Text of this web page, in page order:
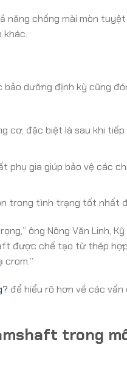
năng chống mài mòn
khác.
bảo dưỡng định kỳ cũng
cơ, đặc biệt là sau khi
phụ gia giúp bảo vệ các
trong tình trạng tốt nhất
ông Nông Văn Linh,
được chế tạo từ thép
crom.”
để hiểu rõ hơn về các
trong